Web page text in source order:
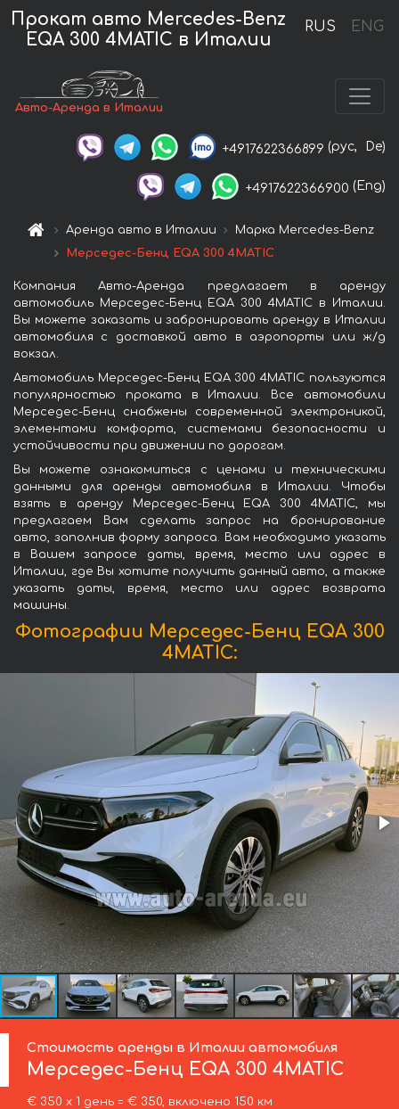
RUS ENG
Прокат авто Mercedes-Benz
EQA 300 4MATIC в Италии
Авто-Аренда в Италии
+4917622366899 (рус, De)
+4917622366900 (Eng)
Аренда авто в Италии
Марка Mercedes-Benz
Мерседес-Бенц EQA 300 4MATIC
Компания Авто-Аренда предлагает в аренду
автомобиль Мерседес-Бенц EQA 300 4MATIC в Италии.
Вы можете заказать и забронировать аренду в Италии
автомобиля с доставкой авто в аэропорты или ж/д
вокзал.
Автомобиль Мерседес-Бенц EQA 300 4MATIC пользуются
популярностью проката в Италии. Все автомобили
Мерседес-Бенц снабжены современной электроникой,
элементами комфорта, системами безопасности и
устойчивости при движении по дорогам.
Вы можете ознакомиться с ценами и техническими
данными для аренды автомобиля в Италии. Чтобы
взять в аренду Мерседес-Бенц EQA 300 4MATIC, мы
предлагаем Вам сделать запрос на бронирование
авто, заполнив форму запроса. Вам необходимо указать
в Вашем запросе даты, время, место или адрес в
Италии, где Вы хотите получить данный авто, а также
указать даты, время, место или адрес возврата
машины.
Фотографии Мерседес-Бенц EQA 300
4MATIC:
Стоимость аренды в Италии автомобиля
Мерседес-Бенц EQA 300 4MATIC
€ 350 х 1 день = € 350, включено 150 км